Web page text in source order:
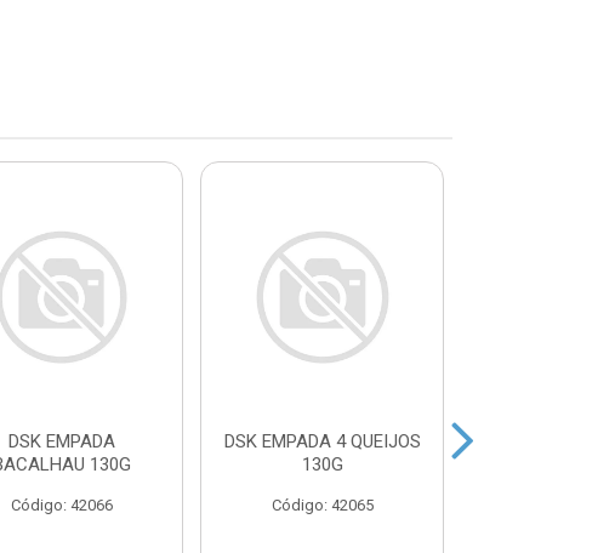
DSK EMPADA
130G
Código: 42066
DSK EMPADA 4 QUEIJOS
130G
Código: 42065